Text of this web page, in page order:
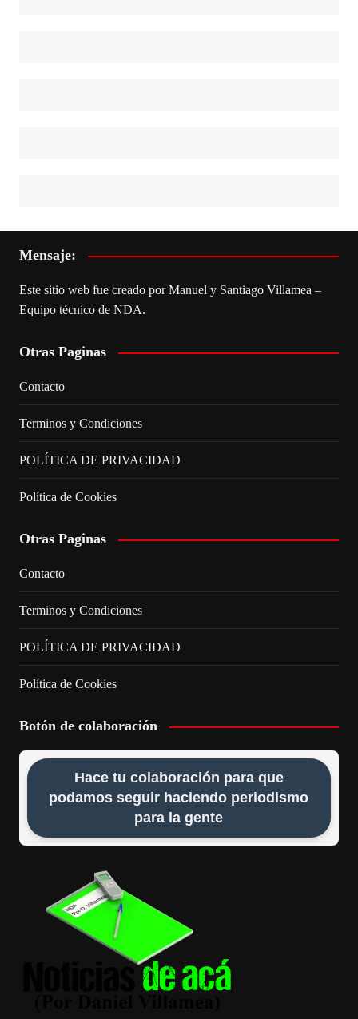
Mensaje:
Este sitio web fue creado por Manuel y Santiago Villamea –
Equipo técnico de NDA.
Otras Paginas
Contacto
Terminos y Condiciones
POLÍTICA DE PRIVACIDAD
Política de Cookies
Otras Paginas
Contacto
Terminos y Condiciones
POLÍTICA DE PRIVACIDAD
Política de Cookies
Botón de colaboración
Hace tu colaboración para que
podamos seguir haciendo periodismo
para la gente